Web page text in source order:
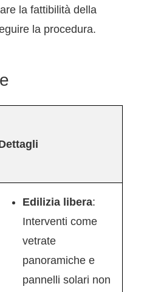
la fattibilità della
la procedura.
Edilizia libera:
Interventi come
vetrate
panoramiche e
pannelli solari non